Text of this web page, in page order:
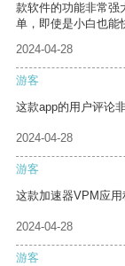
款软件的功能非常强
单，即使是小白也能
2024-04-28
游客
这款app的用户评论
2024-04-28
游客
这款加速器VPM应用
2024-04-28
游客